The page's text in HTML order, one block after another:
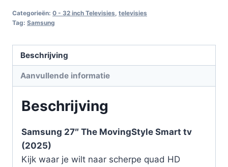
Categorieën: 0 - 32 inch Televisies televisies
Tag: Samsung
Beschrijving
Aanvullende informatie
Beschrijving
Samsung 27″ The MovingStyle Smart tv
(2025)
Kijk waar je wilt naar scherpe quad HD